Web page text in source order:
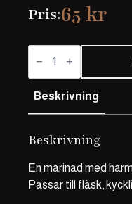
Pris:65kr
Ört
Beskrivning
Beskrivning
En marinad med
Passar till fläsk,